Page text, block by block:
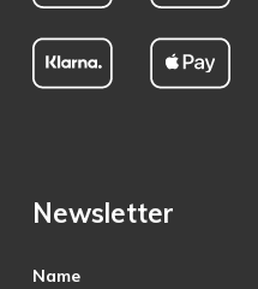
Newsletter
Name